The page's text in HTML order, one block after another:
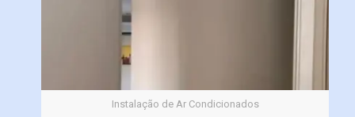
Instalação de Ar Condicionados